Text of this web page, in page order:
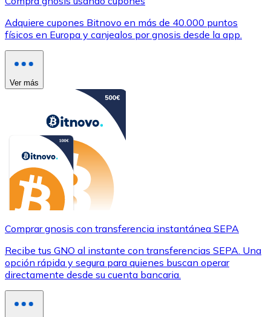
Adquiere cupones Bitnovo en más de 40.000 puntos
físicos en Europa y canjealos por gnosis desde la app.
Ver más
Comprar gnosis con transferencia instantánea SEPA
Recibe tus GNO al instante con transferencias SEPA. Una
opción rápida y segura para quienes buscan operar
directamente desde su cuenta bancaria.